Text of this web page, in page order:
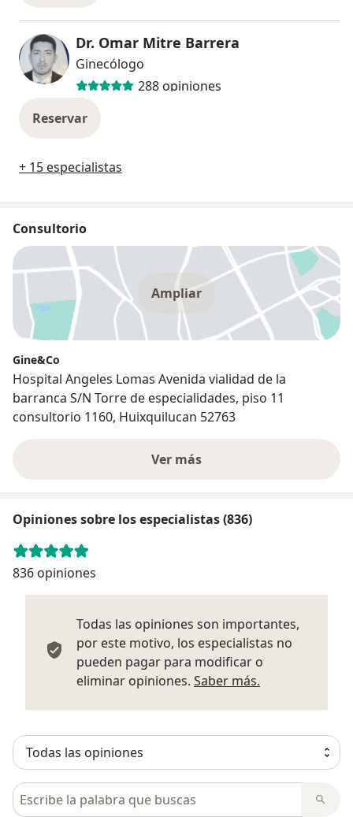
Dr. Omar Mitre Barrera
Ginecólogo
288 opiniones
Reservar
+ 15 especialistas
Consultorio
Ampliar
Gine&Co
Hospital Angeles Lomas Avenida vialidad de la
barranca S/N Torre de especialidades, piso 11
consultorio 1160, Huixquilucan 52763
Ver más
Opiniones sobre los especialistas (836)
836 opiniones
Todas las opiniones son importantes,
por este motivo, los especialistas no
pueden pagar para modificar o
eliminar opiniones. Saber más.
Busca en opiniones